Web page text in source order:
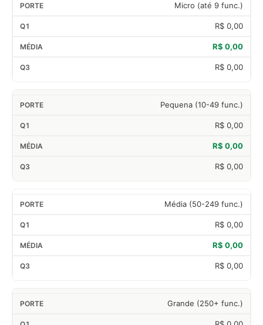
Micro (até 9 func.)
R$ 0,00
R$ 0,00
R$ 0,00
Pequena (10-49 func.)
R$ 0,00
R$ 0,00
R$ 0,00
Média (50-249 func.)
R$ 0,00
R$ 0,00
R$ 0,00
Grande (250+ func.)